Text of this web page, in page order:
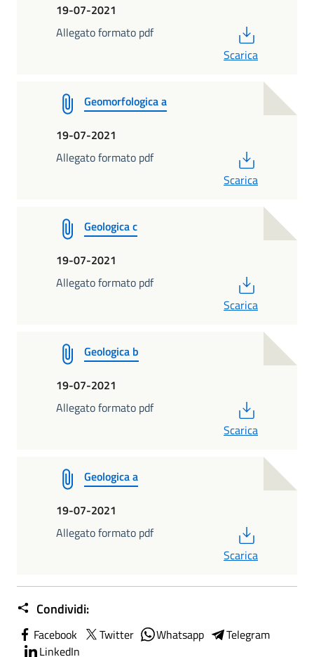
19-07-2021
Allegato formato pdf
Scarica
Geomorfologica a
19-07-2021
Allegato formato pdf
Scarica
Geologica c
19-07-2021
Allegato formato pdf
Scarica
Geologica b
19-07-2021
Allegato formato pdf
Scarica
Geologica a
19-07-2021
Allegato formato pdf
Scarica
Condividi:
Facebook Twitter Whatsapp
Telegram
LinkedIn